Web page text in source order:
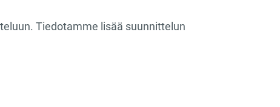
Tiedotamme lisää suunnittelun